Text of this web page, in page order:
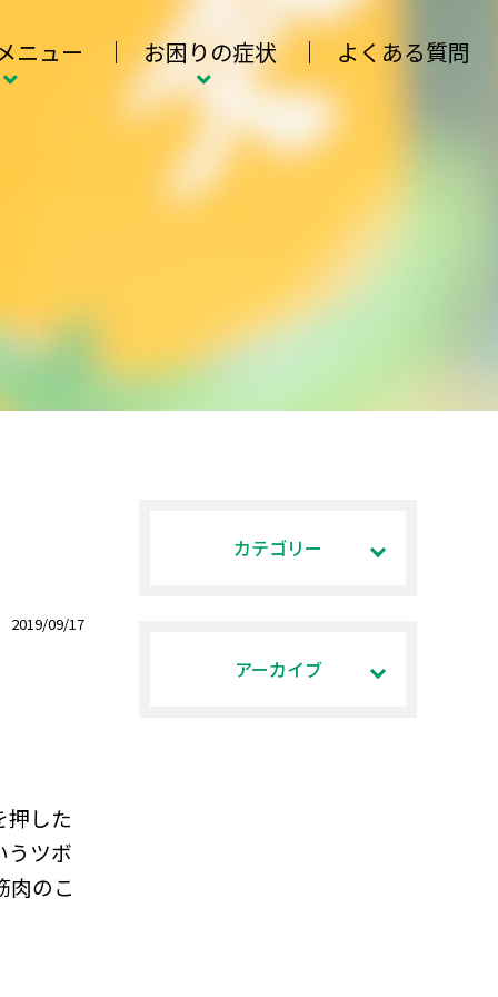
ニュー お困りの症状 よくある質問
2019/09/17
した
うツボ
肉のこ
カテゴリー
アーカイブ